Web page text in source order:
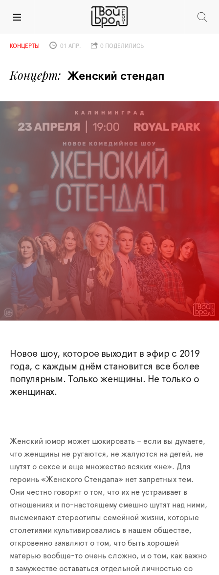
Концерт Женский стендап
КОНЦЕРТЫ 01 АПР. 0 ПОДЕЛИЛИСЬ
Новое шоу, которое выходит в эфир с 2019
года, с каждым днём становится все более
популярным. Только женщины. Не только о
женщинах.
Женский юмор может шокировать – если вы думаете,
что женщины не ругаются, не жалуются на детей, не
шутят о сексе и еще множество всяких «не». Для
героинь «Женского Стендапа» нет запретных тем.
Они честно говорят о том, что их не устраивает в
отношениях и по-настоящему смешно шутят над ними,
высмеивают стереотипы семейной жизни, которые
столетиями культивировались в нашем обществе,
откровенно заявляют о том, что быть хорошей
матерью вообще-то очень сложно, и о том, как важно
в замужестве оставаться отдельной личностью со